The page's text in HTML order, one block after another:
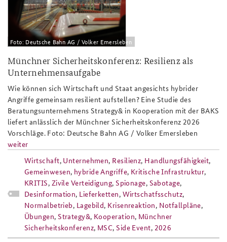
Foto: Deutsche Bahn AG / Volker Emersleben
Münchner Sicherheitskonferenz: Resilienz als
Unternehmensaufgabe
Wie können sich Wirtschaft und Staat angesichts hybrider
Angriffe gemeinsam resilient aufstellen? Eine Studie des
Beratungsunternehmens Strategy& in Kooperation mit der BAKS
liefert anlässlich der Münchner Sicherheitskonferenz 2026
Vorschläge. Foto: Deutsche Bahn AG / Volker Emersleben
weiter
Wirtschaft, Unternehmen, Resilienz, Handlungsfähigkeit,
Gemeinwesen, hybride Angriffe, Kritische Infrastruktur,
KRITIS, Zivile Verteidigung, Spionage, Sabotage,
Desinformation, Lieferketten, Wirtschatfsschutz,
Normalbetrieb, Lagebild, Krisenreaktion, Notfallpläne,
Übungen, Strategy&, Kooperation, Münchner
Sicherheitskonferenz, MSC, Side Event, 2026